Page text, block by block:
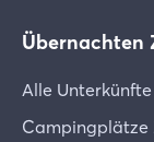
einschließlich
einschließlich
Laden Sie
Übernachten
Alle
Campingplätze